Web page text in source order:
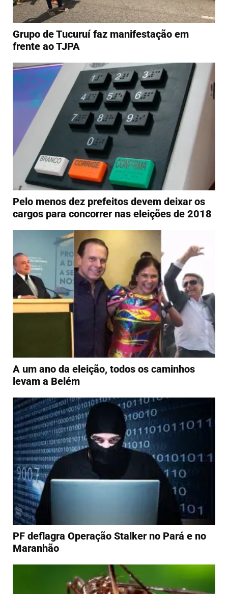
Grupo de Tucuruí faz manifestação em
frente ao TJPA
Pelo menos dez prefeitos devem deixar os
cargos para concorrer nas eleições de 2018
A um ano da eleição, todos os caminhos
levam a Belém
PF deflagra Operação Stalker no Pará e no
Maranhão